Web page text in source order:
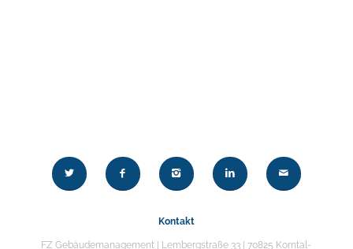
Kontakt
FZ Gebäudemanagement | Lembergstraße 33 | 70825 Korntal-